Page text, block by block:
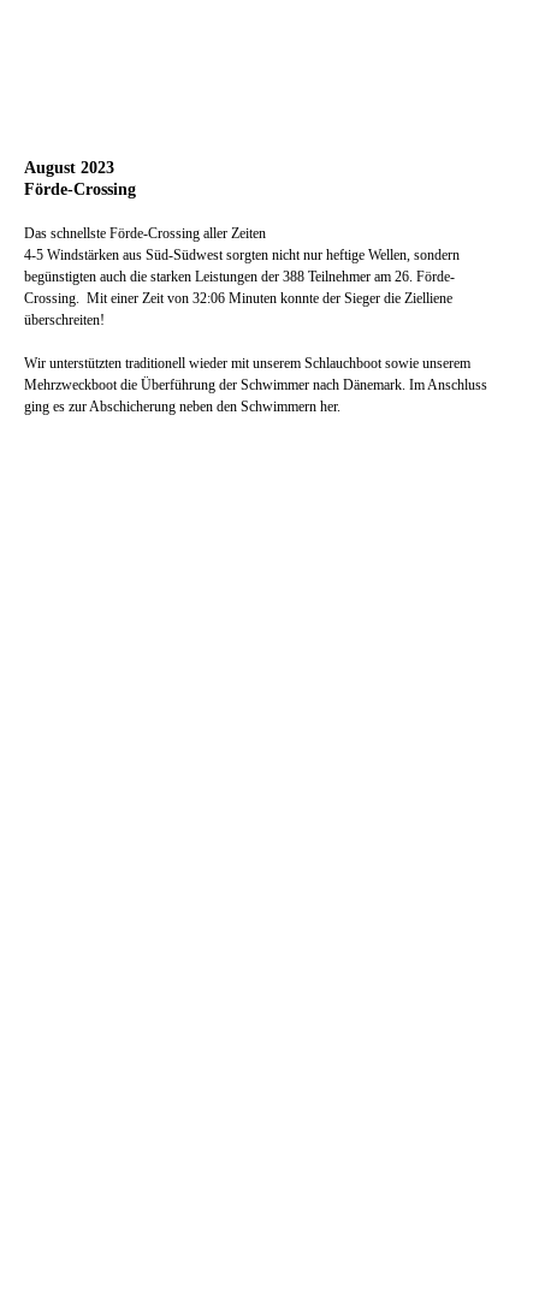
August 2023
Förde-Crossing
Das schnellste Förde-Crossing aller Zeiten
4-5 Windstärken aus Süd-Südwest sorgten nicht nur heftige Wellen, sondern
begünstigten auch die starken Leistungen der 388 Teilnehmer am 26. Förde-
Crossing. Mit einer Zeit von 32:06 Minuten konnte der Sieger die Zielliene
überschreiten!
Wir unterstützten traditionell wieder mit unserem Schlauchboot sowie unserem
Mehrzweckboot die Überführung der Schwimmer nach Dänemark. Im Anschluss
ging es zur Abschicherung neben den Schwimmern her.